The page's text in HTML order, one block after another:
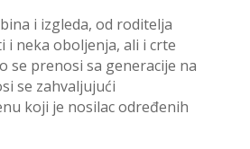
i izgleda, od roditelja
i neka oboljenja, ali i crte
se prenosi sa generacije na
se zahvaljujući
koji je nosilac određenih